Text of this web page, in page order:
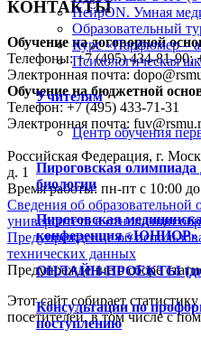
НейрON. Умная
Образовательный
Курс «Парфюмер –
Психологическая
Учителям
Центр обучения
Пироговская
биологии
Пироговская
конференция «ЮНИОР»
ОНЛАЙН-ПРОЕКТЫ
Консультации по
поступлению
КОНТАКТЫ
Обучение на договорной
Телефоны: +7 (495) 434-81-90;
Электронная почта:
Обучение на бюджетной
Телефон: +7 (495) 433-71-31
Электронная почта:
Российская Федерация, г.
д. 1
Время работы: пн-пт с 10:00
Сведения об образовательной
университета в отношении
Предупреждение об
технических данных
Предупреждение о сборе
Этот сайт собирает
посетителей, в том числе с